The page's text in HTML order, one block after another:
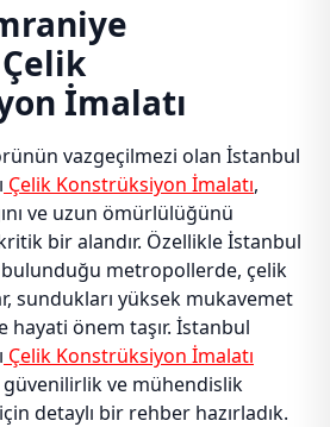
İmalatı
vazgeçilmezi olan İstanbul
Çelik Konstrüksiyon İmalatı,
ve uzun ömürlülüğünü
bir alandır. Özellikle İstanbul
metropollerde, çelik
sundukları yüksek mukavemet
hayati önem taşır. İstanbul
Çelik Konstrüksiyon İmalatı
ve mühendislik
detaylı bir rehber hazırladık.